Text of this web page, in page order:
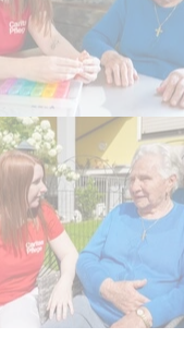
Unsere Aufgabe ist es,